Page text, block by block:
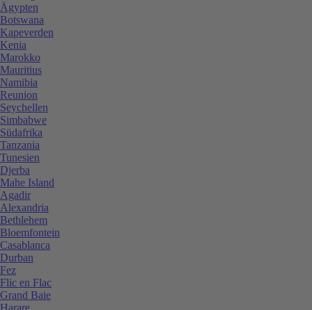
Ägypten
Botswana
Kapeverden
Kenia
Marokko
Mauritius
Namibia
Reunion
Seychellen
Simbabwe
Südafrika
Tanzania
Tunesien
Djerba
Mahe Island
Agadir
Alexandria
Bethlehem
Bloemfontein
Casablanca
Durban
Fez
Flic en Flac
Grand Baie
Harare